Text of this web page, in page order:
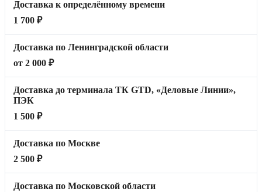
Доставка к определённому времени
1 700 ₽
Доставка по Ленинградской области
от 2 000 ₽
Доставка до терминала ТК GTD, «Деловые Линии»,
ПЭК
1 500 ₽
Доставка по Москве
2 500 ₽
Доставка по Московской области